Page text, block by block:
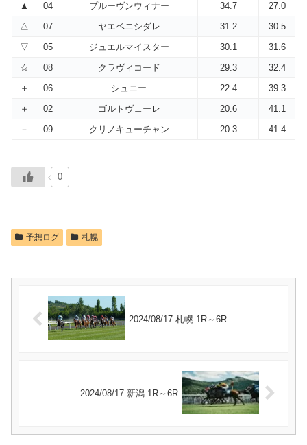
▲
04 プルーヴンウィナー 34.7
27.0
△
07 ヤエベニシダレ 31.2
30.5
▽
05 ジュエルマイスター 30.1
31.6
☆
08 クラヴィコード 29.3
32.4
＋
06 シュニー 22.4
39.3
＋
02 ゴルトヴェーレ 20.6
41.1
－
09 クリノキューチャン 20.3 41.4
0
予想ログ 札幌
2024/08/17 札幌 1R～6R
2024/08/17 新潟 1R～6R